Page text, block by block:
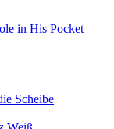
in His Pocket
Scheibe